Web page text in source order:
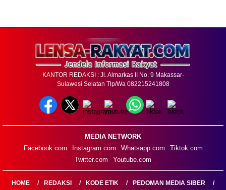
KANTOR REDAKSI : Jl. Almarkas II No. 9 Makassar-
Sulawesi Selatan Tlp/Wa 082215241808
MEDIA NETWORK
Facebook.com
Instagram.com Whatsapp.com
Tiktok.com
Twitter.com
Youtube.com
HOME REDAKSI KODE ETIK PEDOMAN MEDIA SIBER